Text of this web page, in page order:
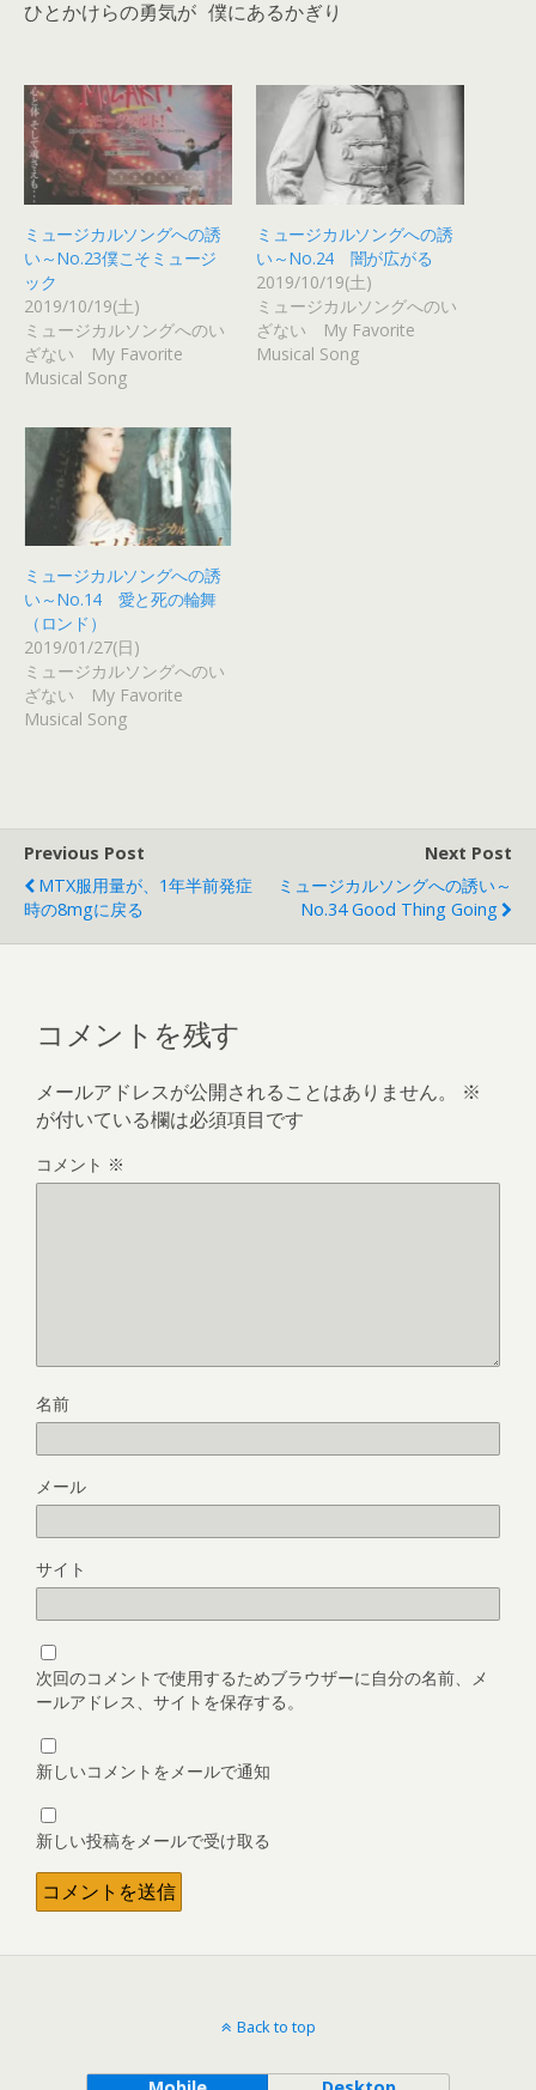
ひとかけらの勇気が 僕にあるかぎり
ミュージカルソングへの誘
い～No.23僕こそミュージ
ック
2019/10/19(土)
ミュージカルソングへのい
ざない My Favorite
Musical Song
ミュージカルソングへの誘
い～No.24 闇が広がる
2019/10/19(土)
ミュージカルソングへのい
ざない My Favorite
Musical Song
ミュージカルソングへの誘
い～No.14 愛と死の輪舞
（ロンド）
2019/01/27(日)
ミュージカルソングへのい
ざない My Favorite
Musical Song
Previous Post
MTX服用量が、1年半前発症
時の8mgに戻る
Next Post
ミュージカルソングへの誘い～
No.34 Good Thing Going
コメントを残す
メールアドレスが公開されることはありません。
※
が付いている欄は必須項目です
コメント ※
名前
メール
サイト
次回のコメントで使用するためブラウザーに自分の名前、メ
ールアドレス、サイトを保存する。
新しいコメントをメールで通知
新しい投稿をメールで受け取る
Back to top